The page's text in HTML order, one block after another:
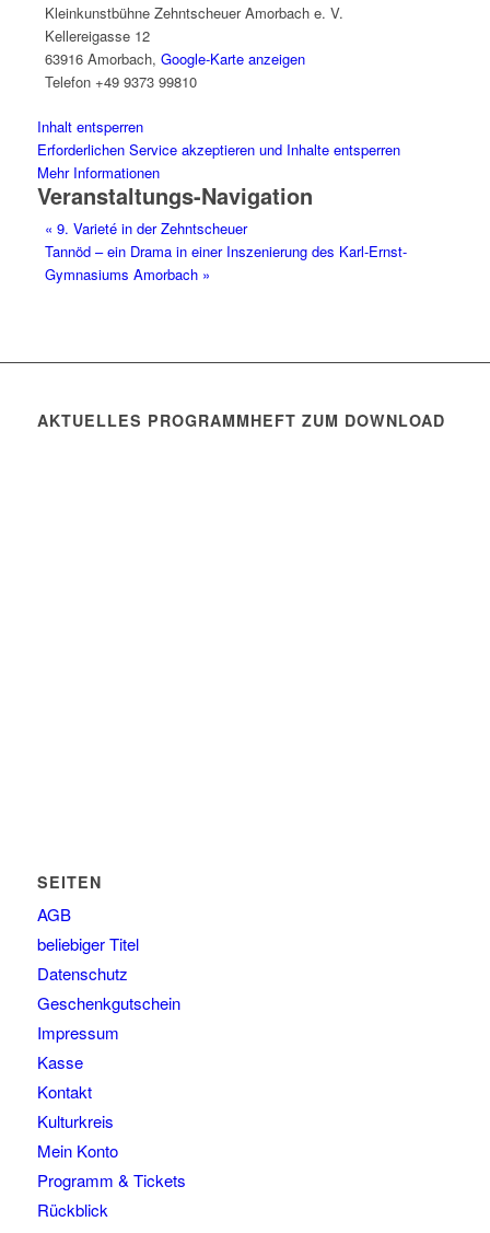
Kleinkunstbühne Zehntscheuer Amorbach e. V.
Kellereigasse 12
63916 Amorbach, Google-Karte anzeigen
Telefon +49 9373 99810
Inhalt entsperren
Erforderlichen Service akzeptieren und Inhalte entsperren
Mehr Informationen
Veranstaltungs-Navigation
« 9. Varieté in der Zehntscheuer
Tannöd – ein Drama in einer Inszenierung des Karl-Ernst-
Gymnasiums Amorbach »
AKTUELLES PROGRAMMHEFT ZUM DOWNLOAD
SEITEN
AGB
beliebiger Titel
Datenschutz
Geschenkgutschein
Impressum
Kasse
Kontakt
Kulturkreis
Mein Konto
Programm & Tickets
Rückblick